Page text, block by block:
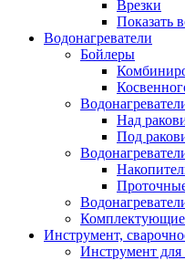
Врезки
Показать
Водонагреватели
Бойлеры
Над
Под
Комплектующие
Инструмент,
Инструмент для